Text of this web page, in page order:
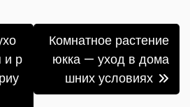
и р
Комнатное растение
юкка — уход в дома
шних условиях